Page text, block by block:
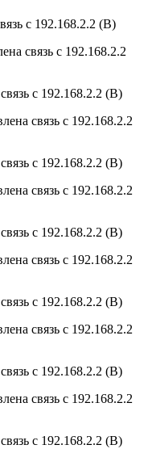
с 192.168.2.2 (B)
связь с 192.168.2.2
с 192.168.2.2 (B)
связь с 192.168.2.2
с 192.168.2.2 (B)
связь с 192.168.2.2
с 192.168.2.2 (B)
связь с 192.168.2.2
с 192.168.2.2 (B)
связь с 192.168.2.2
с 192.168.2.2 (B)
связь с 192.168.2.2
с 192.168.2.2 (B)